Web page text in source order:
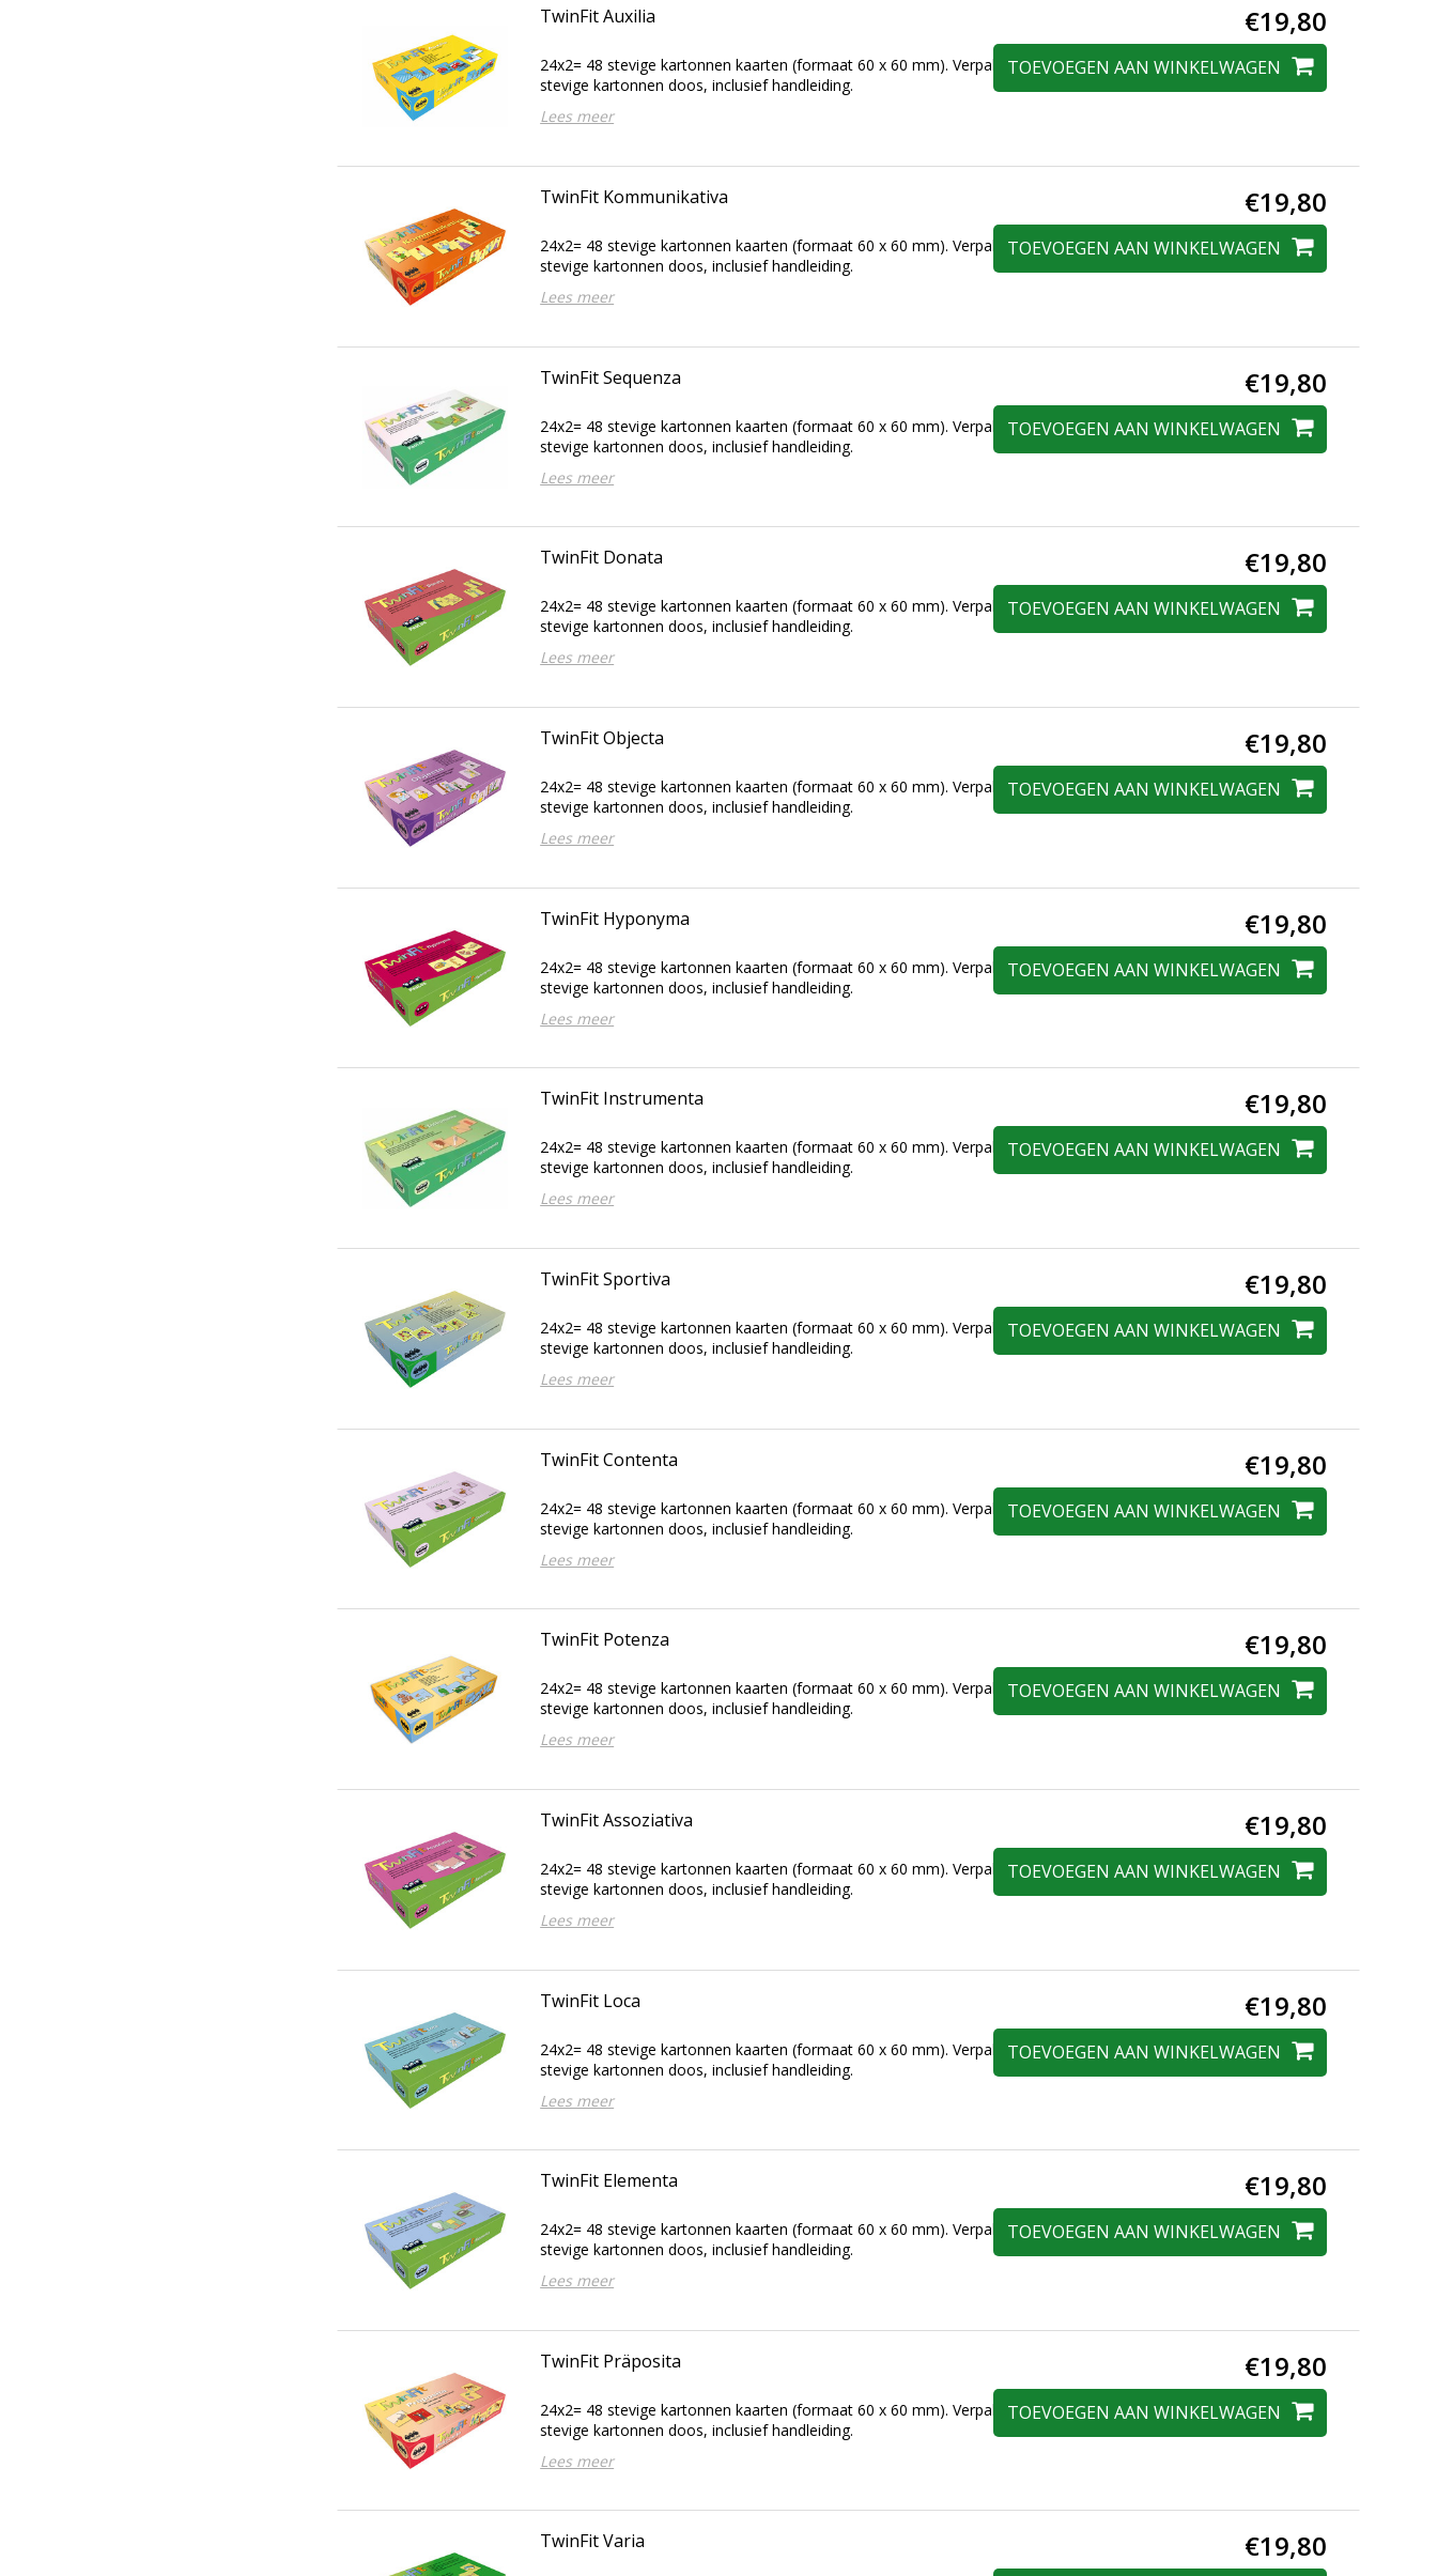
TwinFit Auxilia
24x2= 48 stevige kartonnen kaarten (formaat 60 x 60 mm). Verpakt in een
stevige kartonnen doos, inclusief handleiding.
Lees meer
€19,80
TOEVOEGEN AAN WINKELWAGEN
TwinFit Kommunikativa
24x2= 48 stevige kartonnen kaarten (formaat 60 x 60 mm). Verpakt in een
stevige kartonnen doos, inclusief handleiding.
Lees meer
€19,80
TOEVOEGEN AAN WINKELWAGEN
TwinFit Sequenza
24x2= 48 stevige kartonnen kaarten (formaat 60 x 60 mm). Verpakt in een
stevige kartonnen doos, inclusief handleiding.
Lees meer
€19,80
TOEVOEGEN AAN WINKELWAGEN
TwinFit Donata
24x2= 48 stevige kartonnen kaarten (formaat 60 x 60 mm). Verpakt in een
stevige kartonnen doos, inclusief handleiding.
Lees meer
€19,80
TOEVOEGEN AAN WINKELWAGEN
TwinFit Objecta
24x2= 48 stevige kartonnen kaarten (formaat 60 x 60 mm). Verpakt in een
stevige kartonnen doos, inclusief handleiding.
Lees meer
€19,80
TOEVOEGEN AAN WINKELWAGEN
TwinFit Hyponyma
24x2= 48 stevige kartonnen kaarten (formaat 60 x 60 mm). Verpakt in een
stevige kartonnen doos, inclusief handleiding.
Lees meer
€19,80
TOEVOEGEN AAN WINKELWAGEN
TwinFit Instrumenta
24x2= 48 stevige kartonnen kaarten (formaat 60 x 60 mm). Verpakt in een
stevige kartonnen doos, inclusief handleiding.
Lees meer
€19,80
TOEVOEGEN AAN WINKELWAGEN
TwinFit Sportiva
24x2= 48 stevige kartonnen kaarten (formaat 60 x 60 mm). Verpakt in een
stevige kartonnen doos, inclusief handleiding.
Lees meer
€19,80
TOEVOEGEN AAN WINKELWAGEN
TwinFit Contenta
24x2= 48 stevige kartonnen kaarten (formaat 60 x 60 mm). Verpakt in een
stevige kartonnen doos, inclusief handleiding.
Lees meer
€19,80
TOEVOEGEN AAN WINKELWAGEN
TwinFit Potenza
24x2= 48 stevige kartonnen kaarten (formaat 60 x 60 mm). Verpakt in een
stevige kartonnen doos, inclusief handleiding.
Lees meer
€19,80
TOEVOEGEN AAN WINKELWAGEN
TwinFit Assoziativa
24x2= 48 stevige kartonnen kaarten (formaat 60 x 60 mm). Verpakt in een
stevige kartonnen doos, inclusief handleiding.
Lees meer
€19,80
TOEVOEGEN AAN WINKELWAGEN
TwinFit Loca
24x2= 48 stevige kartonnen kaarten (formaat 60 x 60 mm). Verpakt in een
stevige kartonnen doos, inclusief handleiding.
Lees meer
€19,80
TOEVOEGEN AAN WINKELWAGEN
TwinFit Elementa
24x2= 48 stevige kartonnen kaarten (formaat 60 x 60 mm). Verpakt in een
stevige kartonnen doos, inclusief handleiding.
Lees meer
€19,80
TOEVOEGEN AAN WINKELWAGEN
TwinFit Präposita
24x2= 48 stevige kartonnen kaarten (formaat 60 x 60 mm). Verpakt in een
stevige kartonnen doos, inclusief handleiding.
Lees meer
€19,80
TOEVOEGEN AAN WINKELWAGEN
TwinFit Varia €19,80